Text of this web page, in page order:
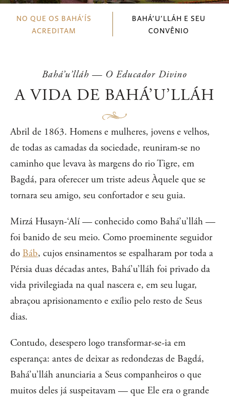
NO QUE OS BAHÁ’ÍS
ACREDITAM
BAHÁ’U’LLÁH E SEU
CONVÊNIO
Bahá’u’lláh — O Educador Divino
A VIDA DE BAHÁ’U’LLÁH
Abril de 1863. Homens e mulheres, jovens e velhos,
de todas as camadas da sociedade, reuniram-se no
caminho que levava às margens do rio Tigre, em
Bagdá, para oferecer um triste adeus Àquele que se
tornara seu amigo, seu confortador e seu guia.
Mirzá Husayn-‘Alí — conhecido como Bahá’u’lláh —
foi banido de seu meio. Como proeminente seguidor
do Báb, cujos ensinamentos se espalharam por toda a
Pérsia duas décadas antes, Bahá’u’lláh foi privado da
vida privilegiada na qual nascera e, em seu lugar,
abraçou aprisionamento e exílio pelo resto de Seus
dias.
Contudo, desespero logo transformar-se-ia em
esperança: antes de deixar as redondezas de Bagdá,
Bahá’u’lláh anunciaria a Seus companheiros o que
muitos deles já suspeitavam — que Ele era o grande